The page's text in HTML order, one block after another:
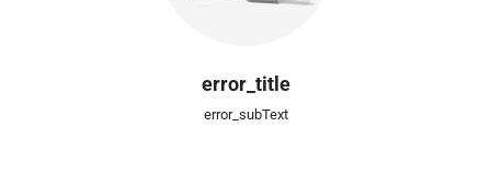
error_title
error_subText